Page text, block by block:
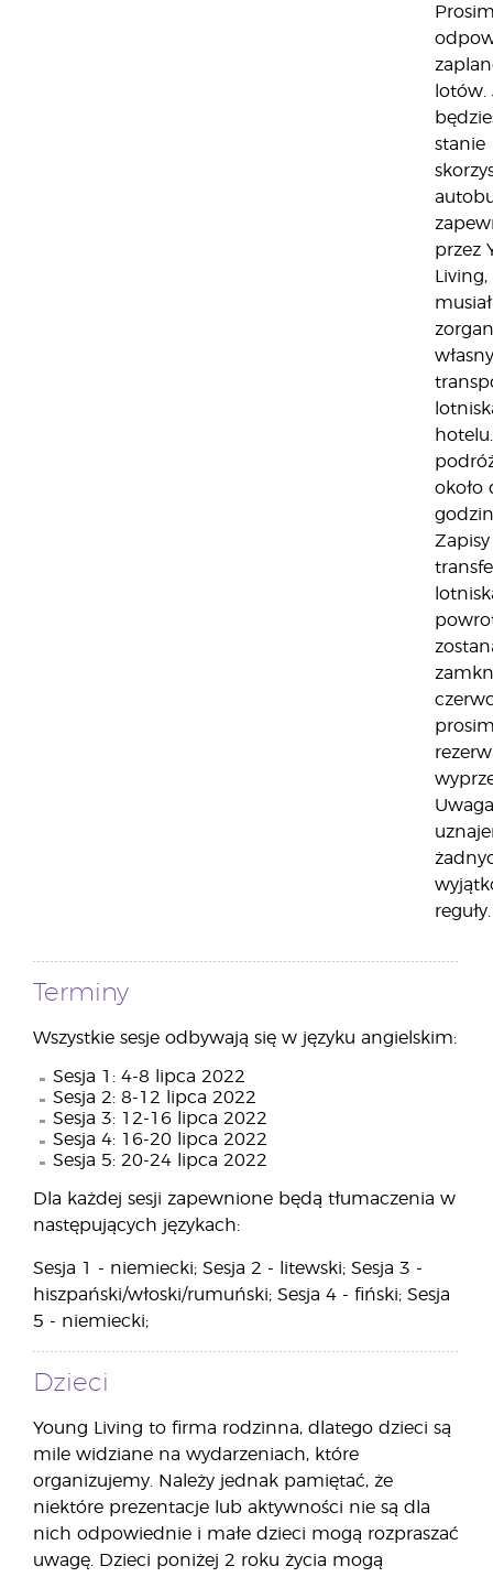
lotów.
stanie
przez
musiał
własny
około
reguły.
Terminy
Wszystkie sesje odbywają się w języku angielskim:
Sesja 1: 4-8 lipca 2022
Sesja 2: 8-12 lipca 2022
Sesja 3: 12-16 lipca 2022
Sesja 4: 16-20 lipca 2022
Sesja 5: 20-24 lipca 2022
Dla każdej sesji zapewnione będą tłumaczenia w
następujących językach:
Sesja 1 - niemiecki; Sesja 2 - litewski; Sesja 3 -
hiszpański/włoski/rumuński; Sesja 4 - fiński; Sesja
5 - niemiecki;
Dzieci
Young Living to firma rodzinna, dlatego dzieci są
mile widziane na wydarzeniach, które
organizujemy. Należy jednak pamiętać, że
niektóre prezentacje lub aktywności nie są dla
nich odpowiednie i małe dzieci mogą rozpraszać
uwagę. Dzieci poniżej 2 roku życia mogą